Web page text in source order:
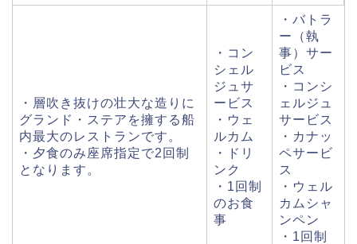
・層吹き抜けの壮大な造りに
グランド・ステアを擁する船
内最大のレストランです。
・夕食のみ座席指定で2回制
となります。
・コン
シェル
ジュサ
ービス
・ウェ
ルカム
・ドリ
ンク
・1回制
のお食
事
・バトラ
ー（執
事）サー
ビス
・コンシ
ェルジュ
サービス
・カナッ
ペサービ
ス
・ウェル
カムシャ
ンペン
・1回制